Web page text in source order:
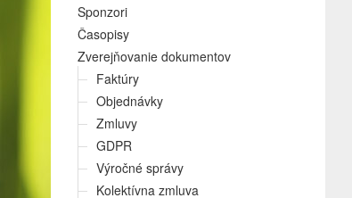
Sponzori
Časopisy
Zverejňovanie dokumentov
Faktúry
Objednávky
Zmluvy
GDPR
Výročné správy
Kolektívna zmluva